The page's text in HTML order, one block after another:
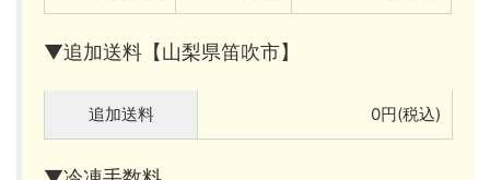
▼追加送料【山梨県笛吹市】
追加送料 0円(税込)